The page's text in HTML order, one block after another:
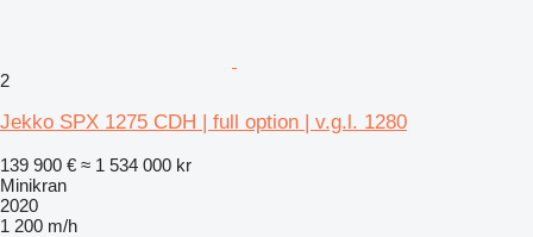
2
Jekko SPX 1275 CDH | full option | v.g.l. 1280
139 900 € ≈ 1 534 000 kr
Minikran
2020
1 200 m/h